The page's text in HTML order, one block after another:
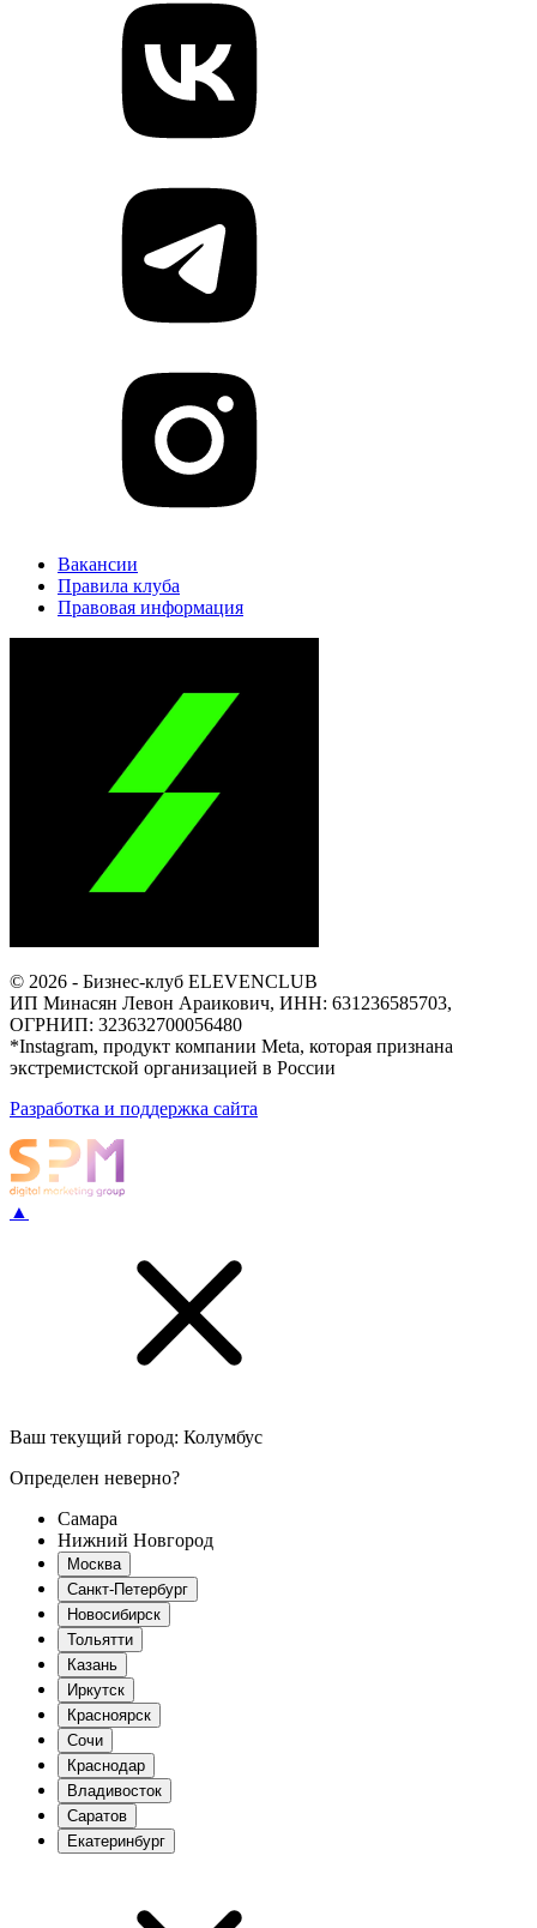
Вакансии
Правила клуба
Правовая информация
© 2026 - Бизнес-клуб ELEVENCLUB
ИП Минасян Левон Араикович, ИНН: 631236585703,
ОГРНИП: 323632700056480
*Instagram, продукт компании Meta, которая признана
экстремистской организацией в России
Разработка и поддержка сайта
▲
Ваш текущий город: Колумбус
Определен неверно?
Самара
Нижний Новгород
Москва
Санкт-Петербург
Новосибирск
Тольятти
Казань
Иркутск
Красноярск
Сочи
Краснодар
Владивосток
Саратов
Екатеринбург